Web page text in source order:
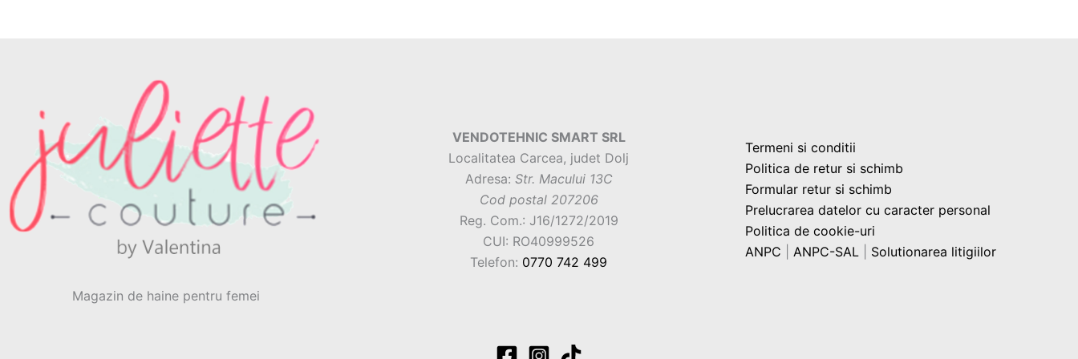
Magazin de haine pentru femei
VENDOTEHNIC SMART SRL
Localitatea Carcea, judet Dolj
Adresa: Str. Macului 13C
Cod postal 207206
Reg. Com.: J16/1272/2019
CUI: RO40999526
Telefon: 0770 742 499
Termeni si conditii
Politica de retur si schimb
Formular retur si schimb
Prelucrarea datelor cu caracter personal
Politica de cookie-uri
ANPC
ANPC-SAL Solutionarea litigiilor